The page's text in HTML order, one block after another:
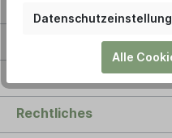
Service-Hotline
Service Menü
Rechtliches
Alle